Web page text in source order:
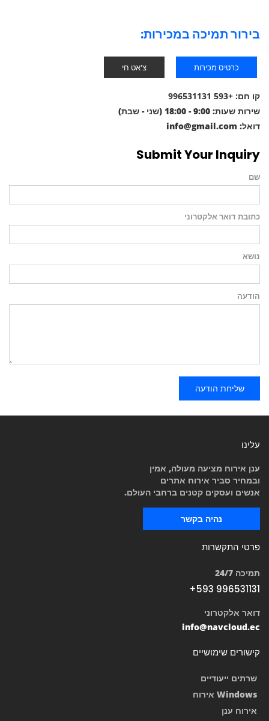
בירור תמיכה במכירות:
כרטיס מכירות צ'אט חי
קו חם: +593 996531131
שירות שעות: 9:00 - 18:00 (שני - שבת)
דואל: info@gmail.com
Submit Your Inquiry
שם
כתובת דואר אלקטרוני
נושא
הודעה
שליחת הודעה
עלינו
ענן אירוח מציעה מעולה, אמין
ובמחיר סביר אירוח אתרים
אנשים ועסקים קטנים ברחבי העולם.
נהיה בקשר
פרטי התקשרות
תמיכה 24/7
+593 996531131
דואר אלקטרוני
info@navcloud.ec
קישורים שימושיים
שרתים ייעודיים
Windows אירוח
אירוח ענן